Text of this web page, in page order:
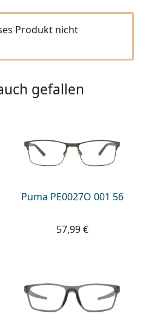
Produkt nicht
gefallen
Puma PE0027O 001 56
57,99 €